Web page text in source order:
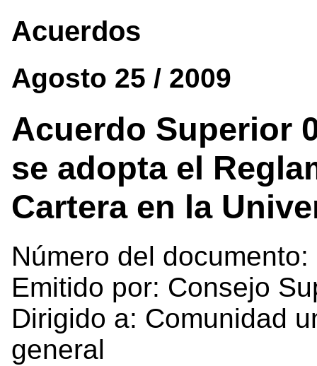
Acuerdos
Agosto 25 / 2009
Acuerdo Superior
se adopta el
Cartera en la
Número del documento:
Emitido por: Consejo
Dirigido a: Comunidad
general